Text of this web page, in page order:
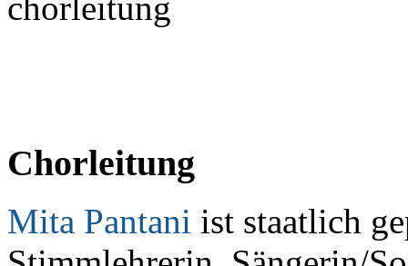
Chorleitung
Mita Pantani ist staatlich